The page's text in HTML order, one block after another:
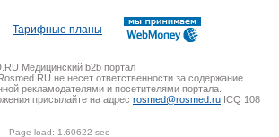
Тарифные планы
Медицинский b2b портал
не несет ответственности за содержание
рекламодателями и посетителями портала.
присылайте на адрес rosmed@rosmed.ru ICQ 108
Page load: 1.60622 sec